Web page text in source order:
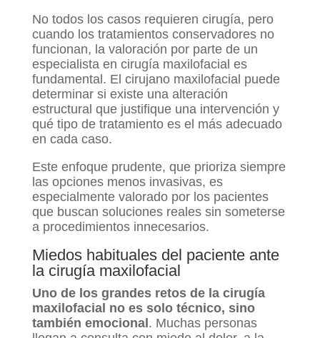
No todos los casos requieren cirugía, pero
cuando los tratamientos conservadores no
funcionan, la valoración por parte de un
especialista en cirugía maxilofacial es
fundamental. El cirujano maxilofacial puede
determinar si existe una alteración
estructural que justifique una intervención y
qué tipo de tratamiento es el más adecuado
en cada caso.
Este enfoque prudente, que prioriza siempre
las opciones menos invasivas, es
especialmente valorado por los pacientes
que buscan soluciones reales sin someterse
a procedimientos innecesarios.
Miedos habituales del paciente ante
la cirugía maxilofacial
Uno de los grandes retos de la cirugía
maxilofacial no es solo técnico, sino
también emocional . Muchas personas